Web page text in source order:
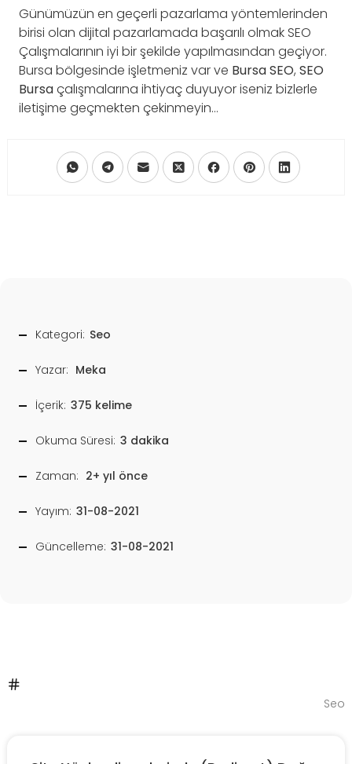
Günümüzün en geçerli pazarlama yöntemlerinden
birisi olan dijital pazarlamada başarılı olmak SEO
Çalışmalarının iyi bir şekilde yapılmasından geçiyor.
Bursa bölgesinde işletmeniz var ve Bursa SEO, SEO
Bursaçalışmalarına ihtiyaç duyuyor iseniz bizlerle
iletişime geçmekten çekinmeyin…
Kategori: Seo
Yazar: Meka
İçerik: 375 kelime
Okuma Süresi: 3 dakika
Zaman: 2+ yıl önce
Yayım: 31-08-2021
Güncelleme: 31-08-2021
Seo